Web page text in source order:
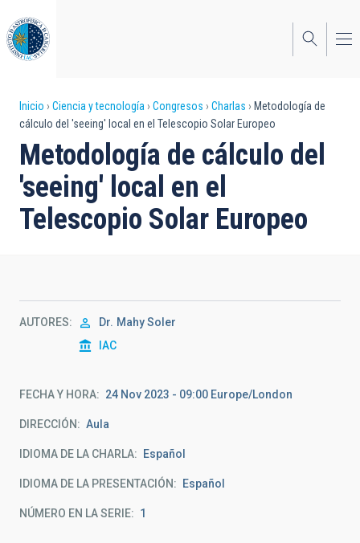
al
contenido
principal
Sobrescribir
enlaces
de
ayuda
a
Inicio Ciencia y tecnología Congresos Charlas
Metodología de
cálculo del 'seeing' local en el Telescopio Solar Europeo
Metodología de cálculo del
'seeing' local en el
Telescopio Solar Europeo
AUTORES Dr. Mahy Soler
IAC
FECHA Y HORA 24 Nov 2023 - 09:00 Europe/London
DIRECCIÓN Aula
IDIOMA DE LA CHARLA Español
IDIOMA DE LA PRESENTACIÓN Español
NÚMERO EN LA SERIE 1